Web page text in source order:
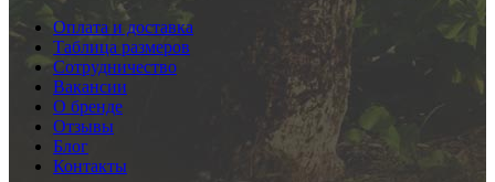
Оплата и доставка
Таблица размеров
Сотрудничество
Вакансии
О бренде
Отзывы
Блог
Контакты